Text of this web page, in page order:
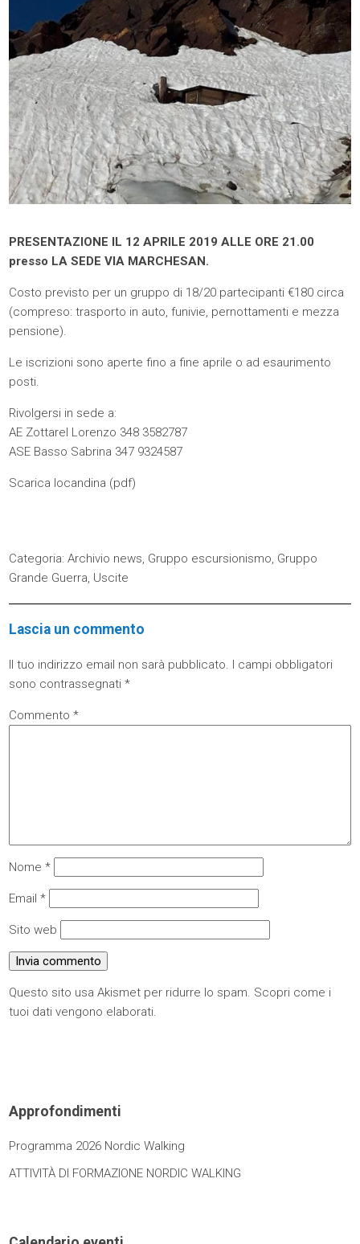
PRESENTAZIONE IL 12 APRILE 2019 ALLE ORE 21.00
presso LA SEDE VIA MARCHESAN.
Costo previsto per un gruppo di 18/20 partecipanti €180 circa
(compreso: trasporto in auto, funivie, pernottamenti e mezza
pensione).
Le iscrizioni sono aperte fino a fine aprile o ad esaurimento
posti.
Rivolgersi in sede a:
AE Zottarel Lorenzo 348 3582787
ASE Basso Sabrina 347 9324587
Scarica locandina (pdf)
Categoria:Archivio news, Gruppo escursionismo, Gruppo
Grande Guerra, Uscite
Lascia un commento
Il tuo indirizzo email non sarà pubblicato. I campi obbligatori
sono contrassegnati*
Commento*
Nome*
Email*
Sito web
Questo sito usa Akismet per ridurre lo spam. Scopri come i
tuoi dati vengono elaborati.
Approfondimenti
Programma 2026 Nordic Walking
ATTIVITÀ DI FORMAZIONE NORDIC WALKING